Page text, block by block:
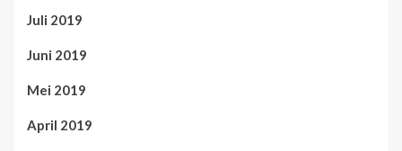
Juli 2019
Juni 2019
Mei 2019
April 2019